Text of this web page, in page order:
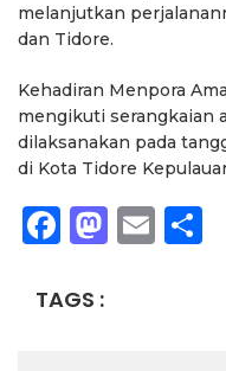
melanjutkan
dan Tidore.
Kehadiran Menpora
mengikuti serangkaian
dilaksanakan pada
di Kota Tidore
Facebook
TAGS :